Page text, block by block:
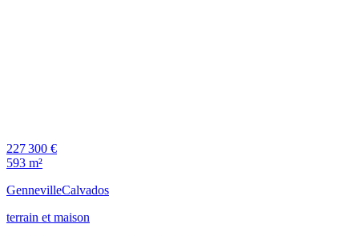
227 300 €
593 m²
GennevilleCalvados
terrain et maison